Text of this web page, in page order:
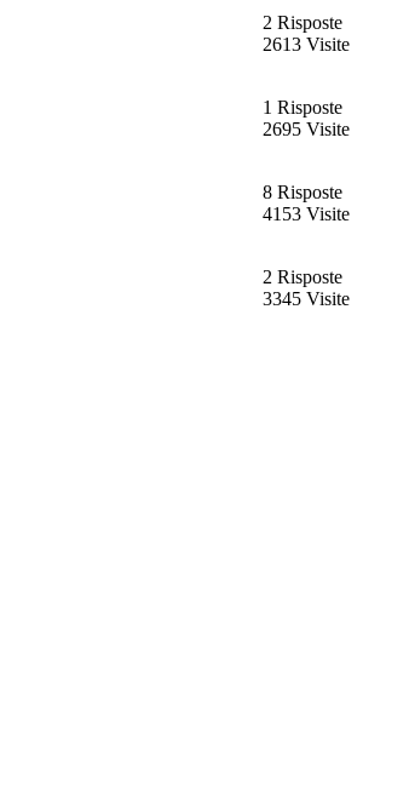
2 Risposte
2613 Visite
1 Risposte
2695 Visite
8 Risposte
4153 Visite
2 Risposte
3345 Visite